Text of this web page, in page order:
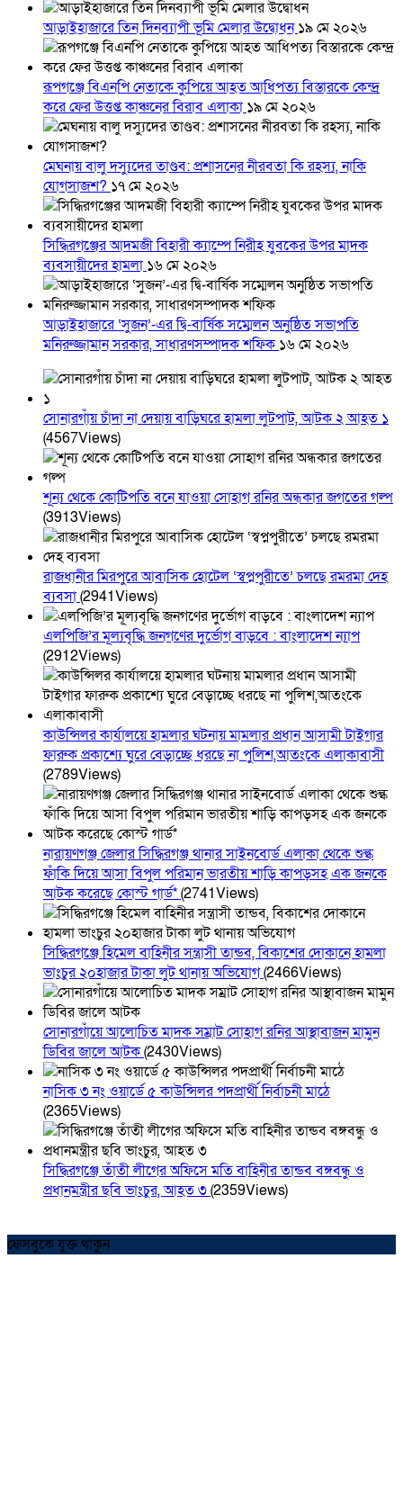
আড়াইহাজারে তিন দিনব্যাপী ভূমি মেলার উদ্বোধন১৯ মে ২০২৬
রূপগঞ্জে বিএনপি নেতাকে কুপিয়ে আহত আধিপত্য বিস্তারকে কেন্দ্র
করে ফের উত্তপ্ত কাঞ্চনের বিরাব এলাকা ১৯ মে ২০২৬
মেঘনায় বালু দস্যুদের তাণ্ডব: প্রশাসনের নীরবতা কি রহস্য, নাকি
যোগসাজশ? ১৭ মে ২০২৬
সিদ্ধিরগঞ্জের আদমজী বিহারী ক্যাম্পে নিরীহ যুবকের উপর মাদক
ব্যবসায়ীদের হামলা ১৬ মে ২০২৬
আড়াইহাজারে ‘সুজন’-এর দ্বি-বার্ষিক সম্মেলন অনুষ্ঠিত সভাপতি
মনিরুজ্জামান সরকার, সাধারণসম্পাদক শফিক ১৬ মে ২০২৬
সোনারগাঁয় চাঁদা না দেয়ায় বাড়িঘরে হামলা লুটপাট, আটক ২ আহত ১
(4567Views)
শূন্য থেকে কোটিপতি বনে যাওয়া সোহাগ রনির অন্ধকার জগতের গল্প
(3913Views)
রাজধানীর মিরপুরে আবাসিক হোটেল ‘স্বপ্নপুরীতে’ চলছে রমরমা দেহ
ব্যবসা(2941Views)
এলপিজি’র মূল্যবৃদ্ধি জনগণের দুর্ভোগ বাড়বে : বাংলাদেশ ন্যাপ
(2912Views)
কাউন্সিলর কার্যালয়ে হামলার ঘটনায় মামলার প্রধান আসামী টাইগার
ফারুক প্রকাশ্যে ঘুরে বেড়াচ্ছে ধরছে না পুলিশ,আতংকে এলাকাবাসী
(2789Views)
নারায়ণগঞ্জ জেলার সিদ্ধিরগঞ্জ থানার সাইনবোর্ড এলাকা থেকে শুল্ক
ফাঁকি দিয়ে আসা বিপুল পরিমান ভারতীয় শাড়ি কাপড়সহ এক জনকে
আটক করেছে কোস্ট গার্ড*(2741Views)
সিদ্ধিরগঞ্জে হিমেল বাহিনীর সন্ত্রাসী তান্ডব, বিকাশের দোকানে হামলা
ভাংচুর ২০হাজার টাকা লুট থানায় অভিযোগ(2466Views)
সোনারগাঁয়ে আলোচিত মাদক সম্রাট সোহাগ রনির আস্থাবাজন মামুন
ডিবির জালে আটক(2430Views)
নাসিক ৩ নং ওয়ার্ডে ৫ কাউন্সিলর পদপ্রার্থী নির্বাচনী মাঠে
(2365Views)
সিদ্ধিরগঞ্জে তাঁতী লীগের অফিসে মতি বাহিনীর তান্ডব বঙ্গবন্ধু ও
প্রধানমন্ত্রীর ছবি ভাংচুর, আহত ৩(2359Views)
ফেসবুকে যুক্ত থাকুন